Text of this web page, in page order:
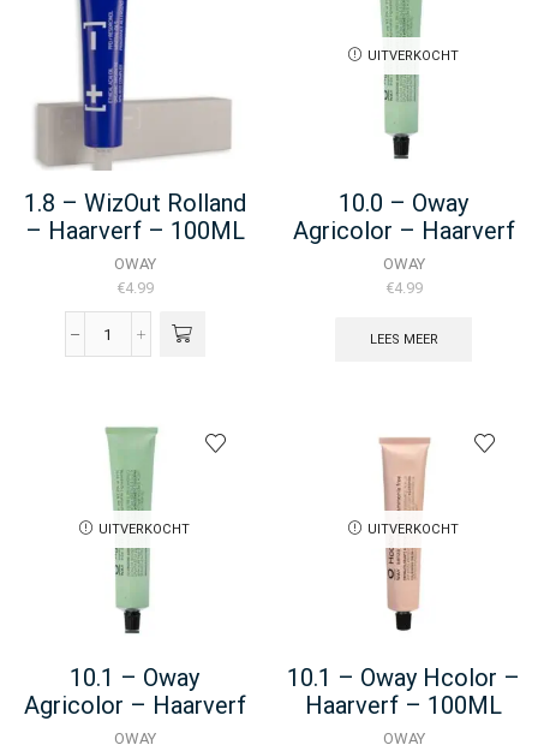
-
100ML
aantal
100ML
aantal
1.8 – WizOut Rolland
– Haarverf – 100ML
OWAY
€4.99
1.8
-
Haarverf
100ML
aantal
UITVERKOCHT
10.0 – Oway
Agricolor – Haarverf
– 100ML
OWAY
€4.99
LEES MEER
UITVERKOCHT
10.1 – Oway
Agricolor – Haarverf
– 100ML
OWAY
UITVERKOCHT
10.1 – Oway Hcolor –
Haarverf – 100ML
OWAY